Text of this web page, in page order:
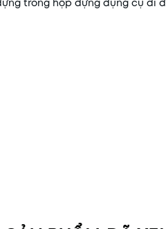
trong hộp đựng dụng cụ di